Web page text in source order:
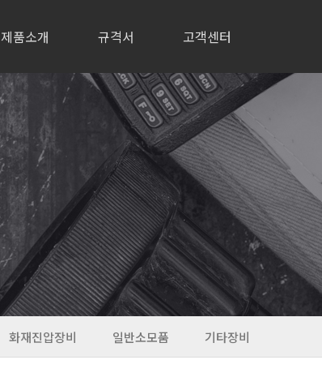
제품소개 규격서 고객센터
화재진압장비 일반소모품 기타장비